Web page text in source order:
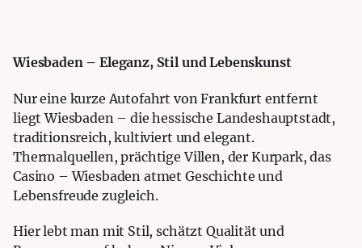
Wiesbaden – Eleganz, Stil und Lebenskunst
Nur eine kurze Autofahrt von Frankfurt entfernt
liegt Wiesbaden – die hessische Landeshauptstadt,
traditionsreich, kultiviert und elegant.
Thermalquellen, prächtige Villen, der Kurpark, das
Casino – Wiesbaden atmet Geschichte und
Lebensfreude zugleich.
Hier lebt man mit Stil, schätzt Qualität und